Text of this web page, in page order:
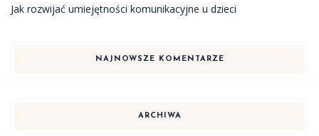
Jak rozwijać umiejętności komunikacyjne u dzieci
NAJNOWSZE KOMENTARZE
ARCHIWA